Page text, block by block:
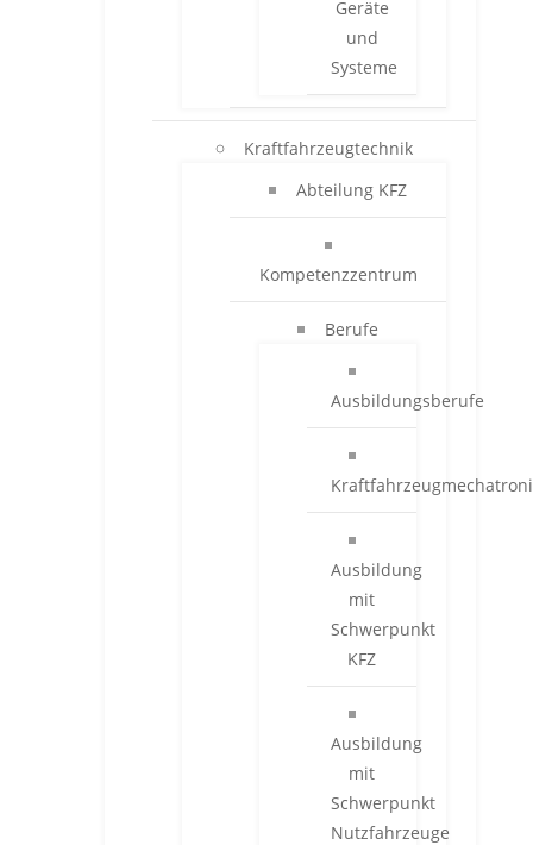
Geräte
und
Systeme
Kraftfahrzeugtechnik
Abteilung KFZ
Kompetenzzentrum
Berufe
Ausbildungsberufe
Ausbildung
mit
Schwerpunkt
KFZ
Ausbildung
mit
Schwerpunkt
Nutzfahrzeuge